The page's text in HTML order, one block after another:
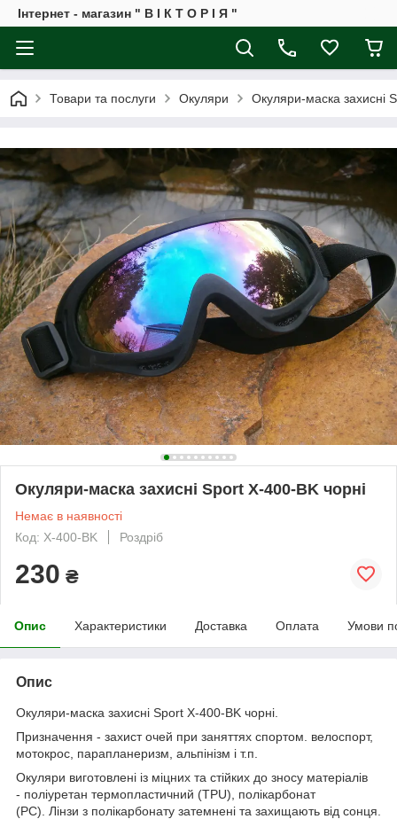
Інтернет - магазин " В І К Т О Р І Я "
Товари та послуги Окуляри Окуляри-маска захисні
Окуляри-маска захисні Sport X-400-BK чорні
Немає в наявності
Код: X-400-BK
Роздріб
230 ₴
Опис Характеристики Доставка Оплата Умови
Опис
Окуляри-маска захисні Sport X-400-BK чорні.
Призначення - захист очей при заняттях спортом. велоспорт,
мотокрос, парапланеризм, альпінізм і т.п.
Окуляри виготовлені із міцних та стійких до зносу матеріалів
- поліуретан термопластичний (TPU), полікарбонат
(PC). Лінзи з полікарбонату затемнені та захищають від сонця.